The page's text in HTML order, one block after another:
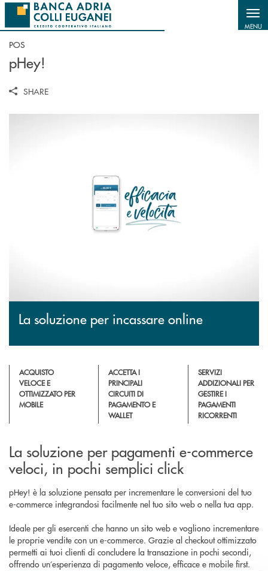
Salta al contenuto principale
MENU
POS
pHey!
SHARE
La soluzione per incassare online
ACQUISTO
VELOCE E
OTTIMIZZATO PER
MOBILE
ACCETTA I
PRINCIPALI
CIRCUITI DI
PAGAMENTO E
WALLET
SERVIZI
ADDIZIONALI PER
GESTIRE I
PAGAMENTI
RICORRENTI
La soluzione per pagamenti e-commerce
veloci, in pochi semplici click
pHey! è la soluzione pensata per incrementare le conversioni del tuo
e-commerce integrandosi facilmente nel tuo sito web o nella tua app.
Ideale per gli esercenti che hanno un sito web e vogliono incrementare
le proprie vendite con un e-commerce. Grazie al checkout ottimizzato
permetti ai tuoi clienti di concludere la transazione in pochi secondi,
offrendo un’esperienza di pagamento veloce, efficace e mobile first.